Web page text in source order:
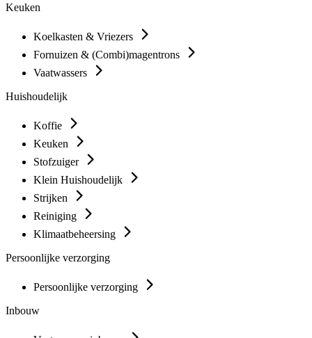
Keuken
Koelkasten & Vriezers
Fornuizen & (Combi)magentrons
Vaatwassers
Huishoudelijk
Koffie
Keuken
Stofzuiger
Klein Huishoudelijk
Strijken
Reiniging
Klimaatbeheersing
Persoonlijke verzorging
Persoonlijke verzorging
Inbouw